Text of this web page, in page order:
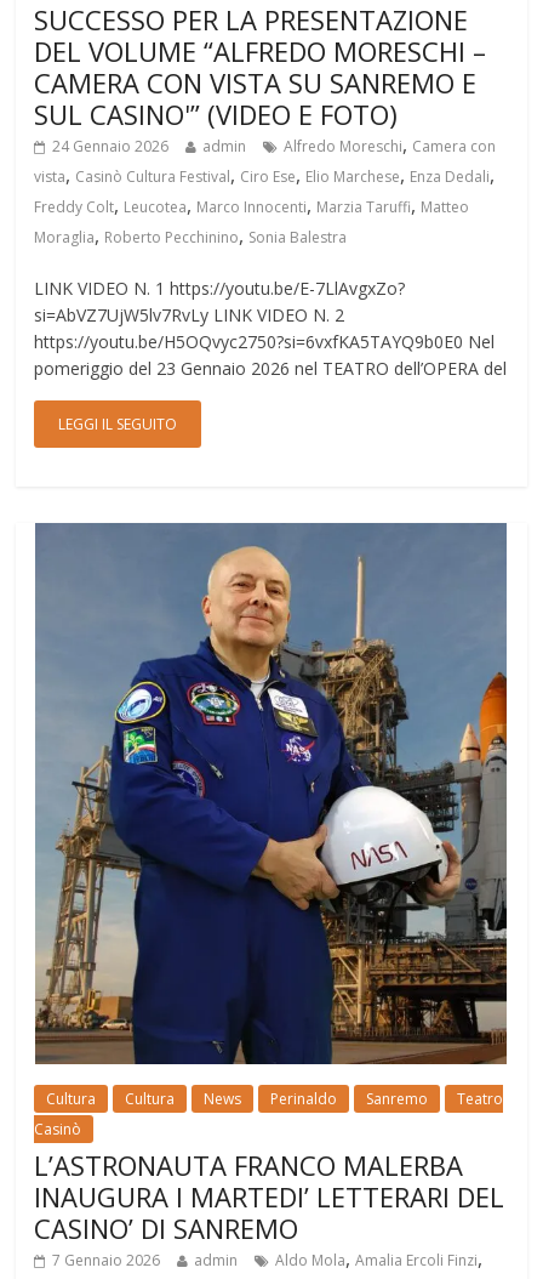
SUCCESSO PER LA PRESENTAZIONE
DEL VOLUME “ALFREDO MORESCHI –
CAMERA CON VISTA SU SANREMO E
SUL CASINO'” (VIDEO E FOTO)
24 Gennaio 2026 admin Alfredo Moreschi, Camera con
vista, Casinò Cultura Festival, Ciro Ese, Elio Marchese, Enza Dedali,
Freddy Colt, Leucotea, Marco Innocenti, Marzia Taruffi, Matteo
Moraglia, Roberto Pecchinino, Sonia Balestra
LINK VIDEO N. 1 https://youtu.be/E-7LlAvgxZo?
si=AbVZ7UjW5lv7RvLy LINK VIDEO N. 2
https://youtu.be/H5OQvyc2750?si=6vxfKA5TAYQ9b0E0 Nel
pomeriggio del 23 Gennaio 2026 nel TEATRO dell’OPERA del
LEGGI IL SEGUITO
Cultura Cultura News Perinaldo Sanremo
Teatro
Casinò
L’ASTRONAUTA FRANCO MALERBA
INAUGURA I MARTEDI’ LETTERARI DEL
CASINO’ DI SANREMO
7 Gennaio 2026 admin Aldo Mola,Amalia Ercoli Finzi,